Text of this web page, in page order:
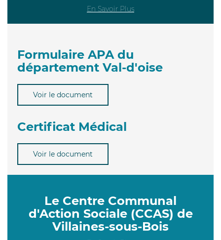
En Savoir Plus
Formulaire APA du
département Val-d'oise
Voir le document
Certificat Médical
Voir le document
Le Centre Communal
d'Action Sociale (CCAS) de
Villaines-sous-Bois